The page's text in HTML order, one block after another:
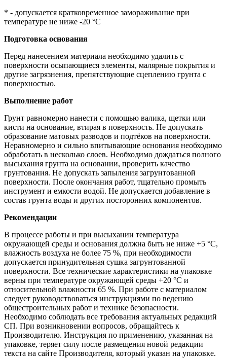
* - допускается кратковременное замораживание при
температуре не ниже -20 °С
Подготовка основания
Перед нанесением материала необходимо удалить с
поверхности осыпающиеся элементы, малярные покрытия и
другие загрязнения, препятствующие сцеплению грунта с
поверхностью.
Выполнение работ
Грунт равномерно нанести с помощью валика, щетки или
кисти на основание, втирая в поверхность. Не допускать
образование матовых разводов и подтёков на поверхности.
Неравномерно и сильно впитывающие основания необходимо
обработать в несколько слоев. Необходимо дождаться полного
высыхания грунта на основании, проверить качество
грунтования. Не допускать запыления загрунтованной
поверхности. После окончания работ, тщательно промыть
инструмент и емкости водой. Не допускается добавление в
состав грунта воды и других посторонних компонентов.
Рекомендации
В процессе работы и при высыхании температура
окружающей среды и основания должна быть не ниже +5 °С,
влажность воздуха не более 75 %, при необходимости
допускается принудительная сушка загрунтованной
поверхности. Все технические характеристики на упаковке
верны при температуре окружающей среды +20 °С и
относительной влажности 65 %. При работе с материалом
следует руководствоваться инструкциями по ведению
общестроительных работ и технике безопасности.
Необходимо соблюдать все требования актуальных редакций
СП. При возникновении вопросов, обращайтесь к
Производителю. Инструкция по применению, указанная на
упаковке, теряет силу после размещения новой редакции
текста на сайте Производителя, который указан на упаковке.